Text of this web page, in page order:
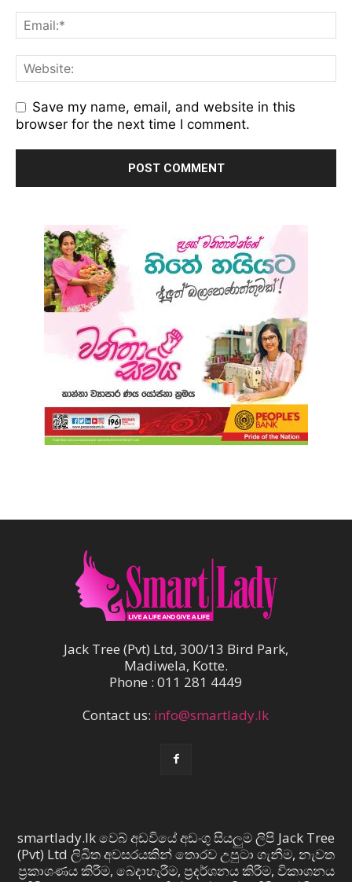
Save my name, email, and website in this
browser for the next time I comment.
Jack Tree (Pvt) Ltd, 300/13 Bird Park,
Madiwela, Kotte.
Phone : 011 281 4449
Contact us: info@smartlady.lk
smartlady.lk වෙබ් අඩවියේ අඩංගු සියලුම ලිපි Jack Tree
(Pvt) Ltd ලිඛිත අවසරයකින් තොරව උපුටා ගැනීම, නැවත
ප්‍රකාශණය කිරීම, බෙදාහැරීම, ප්‍රදර්ශනය කිරීම, විකාශනය